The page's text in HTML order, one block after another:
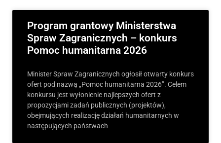
Program grantowy Ministerstwa
Spraw Zagranicznych – konkurs
Pomoc humanitarna 2026
Minister Spraw Zagranicznych ogłosił otwarty konkurs
ofert pod nazwą „Pomoc humanitarna 2026”. Celem
konkursu jest wyłonienie najlepszych ofert z
propozycjami zadań publicznych (projektów),
obejmujących realizację działań humanitarnych w
następujących państwach